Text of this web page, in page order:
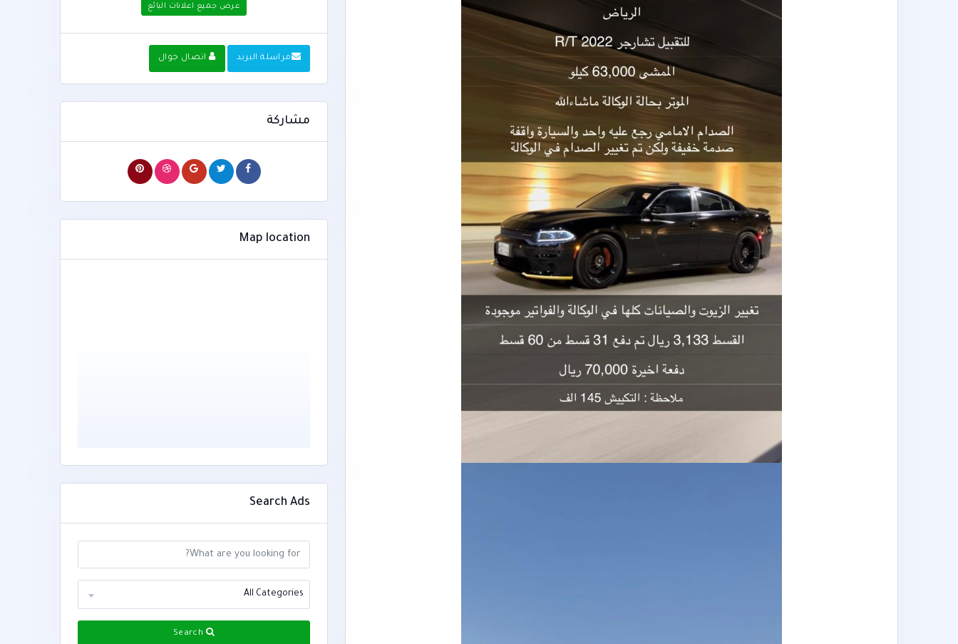
عرض جميع اعلانات البائع
مراسلة البريد اتصال جوال
مشاركة
Map location
Search Ads
All Categories